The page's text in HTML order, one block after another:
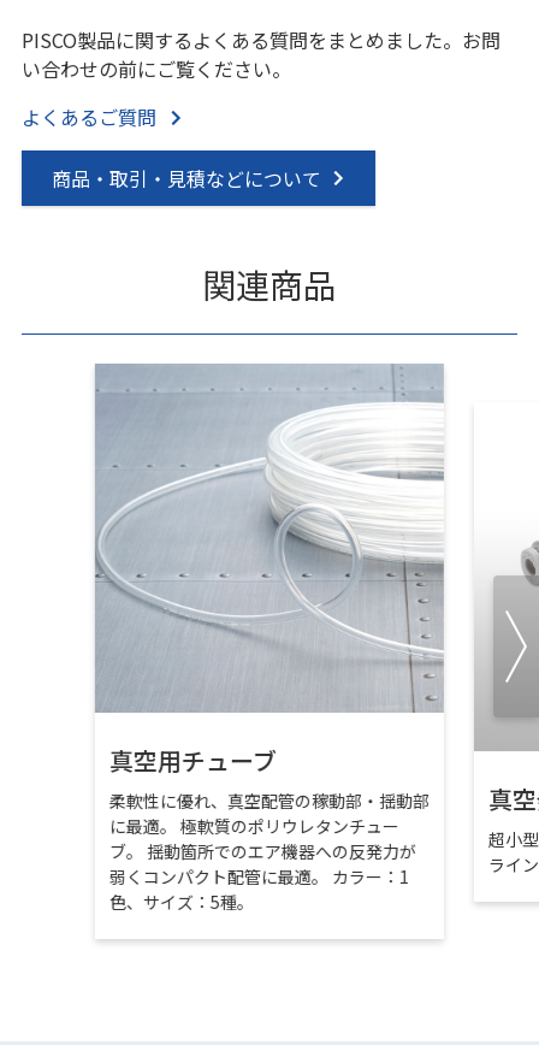
PISCO製品に関するよくある質問をまとめました。お問
い合わせの前にご覧ください。
よくあるご質問
商品・取引・見積などについて
関連商品
真空用チューブ
柔軟性に優れ、真空配管の稼動部・揺動部
に最適。 極軟質のポリウレタンチュー
ブ。 揺動箇所でのエア機器への反発力が
弱くコンパクト配管に最適。 カラー：1
色、サイズ：5種。
真
超小
ライ